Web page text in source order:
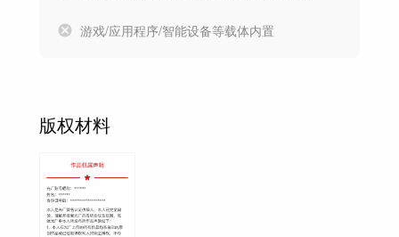
游戏/应用程序/智能设备等载体内置
版权材料